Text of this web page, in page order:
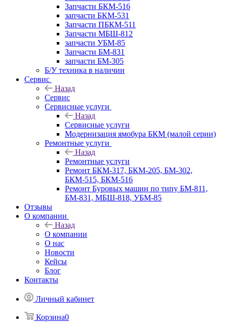
Запчасти БКМ-516
запчасти БКМ-531
Запчасти ПБКМ-511
Запчасти МБШ-812
запчасти УБМ-85
Запчасти БМ-831
запчасти БМ-305
Б/У техника в наличии
Сервис
Назад
Сервис
Сервисные услуги
Назад
Сервисные услуги
Модернизация ямобура БКМ (малой серии)
Ремонтные услуги
Назад
Ремонтные услуги
Ремонт БКМ-317, БКМ-205, БМ-302,
БКМ-515, БКМ-516
Ремонт Буровых машин по типу БМ-811,
БМ-831, МБШ-818, УБМ-85
Отзывы
О компании
Назад
О компании
О нас
Новости
Кейсы
Блог
Контакты
Личный кабинет
Корзина0